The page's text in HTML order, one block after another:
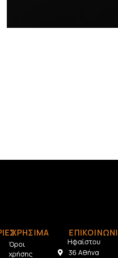
ΧΡΗΣΙΜΑ
Όροι
χρήσης
Ηφαίστου
36 Αθήνα